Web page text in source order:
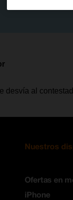
desvía al
Nuestros
Ofertas en
iPhone